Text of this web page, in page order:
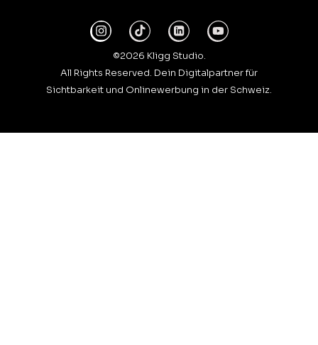
©2026 Kligg Studio.
All Rights Reserved. Dein Digitalpartner für
Sichtbarkeit und Onlinewerbung in der Schweiz.